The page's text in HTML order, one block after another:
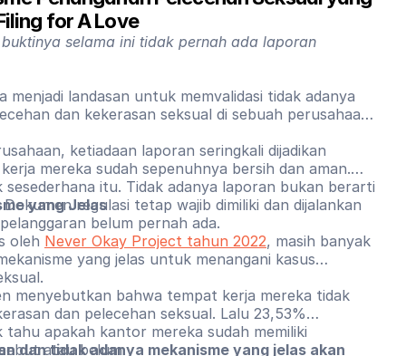
for A Love
selama ini tidak pernah ada laporan
menjadi landasan untuk memvalidasi tidak adanya
dan kekerasan seksual di sebuah perusahaan
ketiadaan laporan seringkali dijadikan
mereka sudah sepenuhnya bersih dan aman.
itu. Tidak adanya laporan bukan berarti
regulasi tetap wajib dimiliki dan dijalankan
belum pernah ada.
yang Jelas
oleh Never Okay Project tahun 2022, masih banyak
yang jelas untuk menangani kasus
menyebutkan bahwa tempat kerja mereka tidak
dan pelecehan seksual. Lalu 23,53%
apakah kantor mereka sudah memiliki
atau belum.
dan tidak adanya mekanisme yang jelas akan